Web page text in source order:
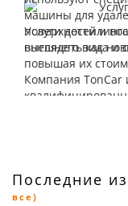
машины для
поверхности и
внешнего вида и
Услуги
выглядеть как
повышая их
Компания
чтобы
Последние
все)